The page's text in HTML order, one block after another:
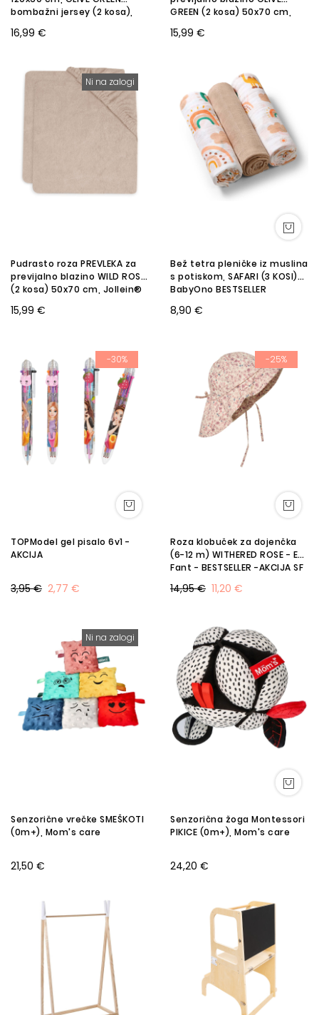
bombažni jersey (2 kosa),
16,99 €
GREEN (2 kosa) 50x70 cm,
15,99 €
Ni na zalogi
Pudrasto roza PREVLEKA za
previjalno blazino WILD ROSE
(2 kosa) 50x70 cm, Jollein®
15,99 €
Bež tetra pleničke iz muslina
s potiskom, SAFARI (3 KOSI)
BabyOno BESTSELLER
8,90 €
-30%
TOPModel gel pisalo 6v1 -
AKCIJA
2,77 €
3,95 €
-25%
Roza klobuček za dojenčka
(6-12 m) WITHERED ROSE - En
Fant - BESTSELLER -AKCIJA SF
11,20 €
14,95 €
Ni na zalogi
Senzorične vrečke SMEŠKOTI
(0m+), Mom's care
21,50 €
Senzorična žoga Montessori
PIKICE (0m+), Mom's care
24,20 €